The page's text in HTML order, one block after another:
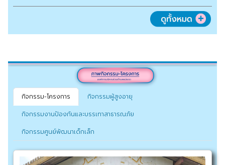
กิจกรรม-โครงการ
กิจกรรมผู้สูงอายุ
กิจกรรมงานป้องกันและบรรเทาสาธารณภัย
กิจกรรมศูนย์พัฒนาเด็กเล็ก